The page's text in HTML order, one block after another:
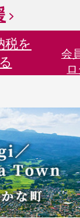
税を
会